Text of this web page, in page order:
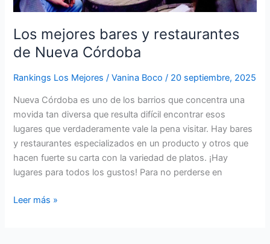
Los mejores bares y restaurantes
de Nueva Córdoba
Rankings Los Mejores /Vanina Boco/ 20 septiembre, 2025
Nueva Córdoba es uno de los barrios que concentra una
movida tan diversa que resulta difícil encontrar esos
lugares que verdaderamente vale la pena visitar. Hay bares
y restaurantes especializados en un producto y otros que
hacen fuerte su carta con la variedad de platos. ¡Hay
lugares para todos los gustos! Para no perderse en
Leer más »